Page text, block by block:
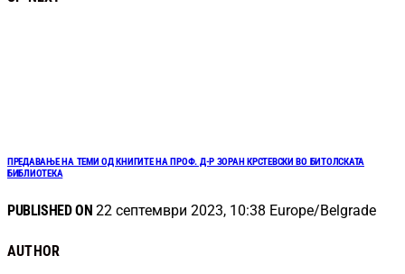
ПРЕДАВАЊЕ НА ТЕМИ ОД КНИГИТЕ НА ПРОФ. Д-Р ЗОРАН КРСТЕВСКИ ВО БИТОЛСКАТА
БИБЛИОТЕКА
PUBLISHED ON 22 септември 2023, 10:38 Europe/Belgrade
AUTHOR